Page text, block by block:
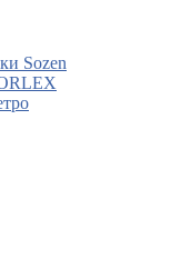
Sozen